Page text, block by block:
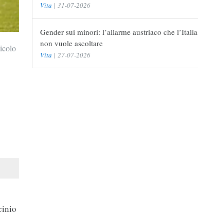
Vita | 31-07-2026
Gender sui minori: l’allarme austriaco che l’Italia
non vuole ascoltare
Vita | 27-07-2026